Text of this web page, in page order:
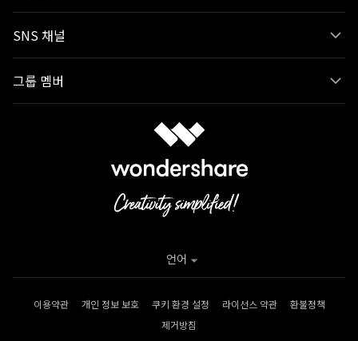
SNS 채널
그룹 멤버
이용약관 개인 정보 보호 쿠키 환경 설정 라이선스 약관
환불정책
제거방침
언어